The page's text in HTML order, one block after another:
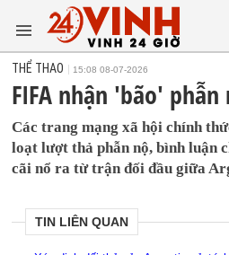
THỂ THAO 15:08 08-07-2026
FIFA nhận 'bão' phẫn
Các trang mạng xã hội chính
loạt lượt thả phẫn nộ, bình luận
cãi nổ ra từ trận đối đầu giữa
TIN LIÊN QUAN